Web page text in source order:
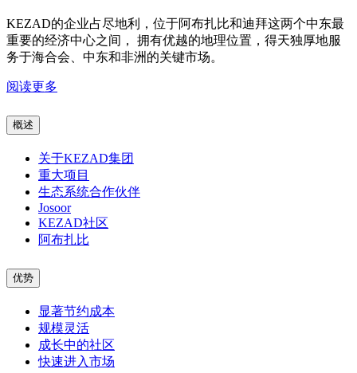
KEZAD的企业占尽地利，位于阿布扎比和迪拜这两个中东最
重要的经济中心之间， 拥有优越的地理位置，得天独厚地服
务于海合会、中东和非洲的关键市场。
阅读更多
概述
关于KEZAD集团
重大项目
生态系统合作伙伴
Josoor
KEZAD社区
阿布扎比
优势
显著节约成本
规模灵活
成长中的社区
快速进入市场